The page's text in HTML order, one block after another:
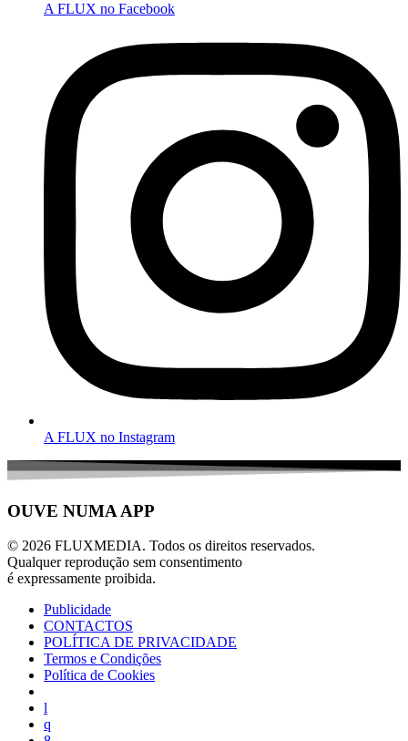
A FLUX no Facebook
A FLUX no Instagram
OUVE NUMA APP
© 2026 FLUXMEDIA. Todos os direitos reservados.
Qualquer reprodução sem consentimento
é expressamente proibida.
Publicidade
CONTACTOS
POLÍTICA DE PRIVACIDADE
Termos e Condições
Política de Cookies